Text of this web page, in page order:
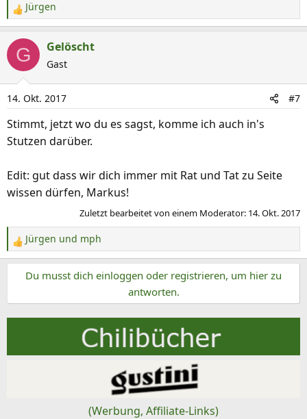
R
e
a
t
i
o
n
e
n
Jürgen
G Gelöscht
Gast
14. Okt. 2017 #7
Stimmt, jetzt wo du es sagst, komme ich auch in's
Stutzen darüber.
Edit: gut dass wir dich immer mit Rat und Tat zu Seite
wissen dürfen, Markus!
Zuletzt bearbeitet von einem Moderator: 14. Okt. 2017
R
e
t
i
Jürgen und mph
Du musst dich einloggen oder registrieren, um hier zu
antworten.
(Werbung, Affiliate-Links)